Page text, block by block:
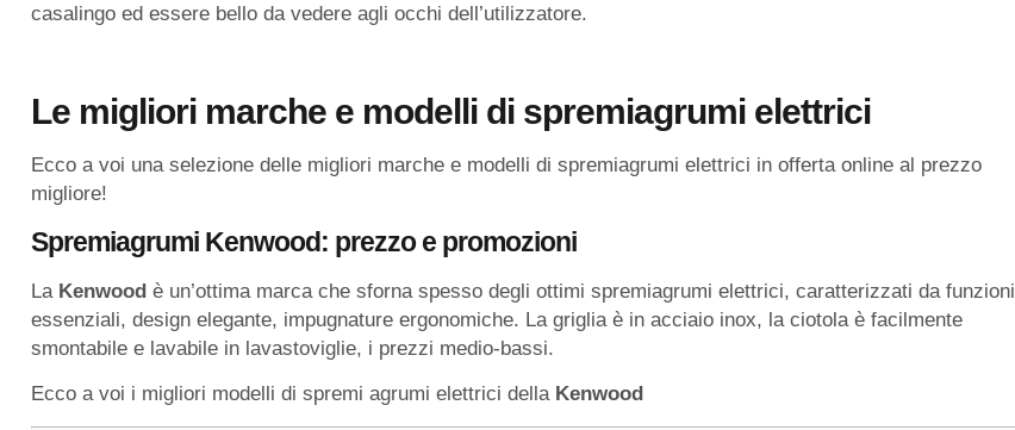
casalingo ed essere bello da vedere agli occhi dell’utilizzatore.
Le migliori marche e modelli di spremiagrumi elettrici
Ecco a voi una selezione delle migliori marche e modelli di spremiagrumi elettrici in offerta online al prezzo
migliore!
Spremiagrumi Kenwood: prezzo e promozioni
LaKenwood è un’ottima marca che sforna spesso degli ottimi spremiagrumi elettrici, caratterizzati da funzioni
essenziali, design elegante, impugnature ergonomiche. La griglia è in acciaio inox, la ciotola è facilmente
smontabile e lavabile in lavastoviglie, i prezzi medio-bassi.
Ecco a voi i migliori modelli di spremi agrumi elettrici della Kenwood